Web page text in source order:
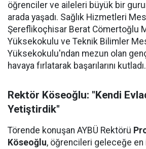
öğrenciler ve aileleri büyük bir
arada yaşadı. Sağlık Hizmetleri
Şereflikoçhisar Berat Cömertoğlu
Yüksekokulu ve Teknik Bilimler
Yüksekokulu'ndan mezun olan
havaya fırlatarak başarılarını kutladı.
Rektör Köseoğlu: "Kendi
Yetiştirdik"
Törende konuşan AYBÜ Rektörü
Köseoğlu, öğrencileri geleceğe en